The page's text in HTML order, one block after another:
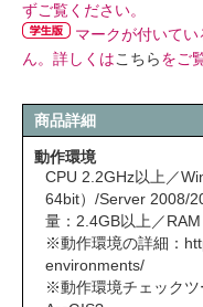
ずご覧ください。
マークが付いて
ん。詳しくはこちらをご
商品詳細
動作環境
CPU 2.2GHz以上／
64bit）/Server 2008/
量：2.4GB以上／
※動作環境の詳細：
environments/
※動作環境チェックツ